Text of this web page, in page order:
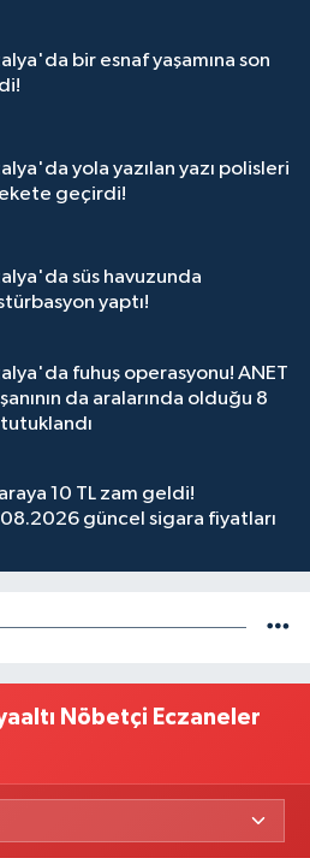
bir esnaf yaşamına son
yola yazılan yazı polisleri
geçirdi!
süs havuzunda
yaptı!
fuhuş operasyonu! ANET
da aralarında olduğu 8
tutuklandı
10 TL zam geldi!
güncel sigara fiyatları
Nöbetçi Eczaneler